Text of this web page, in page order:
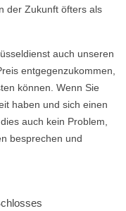
der Zukunft öfters als
auch unseren
entgegenzukommen,
können. Wenn Sie
haben und sich einen
auch kein Problem,
besprechen und